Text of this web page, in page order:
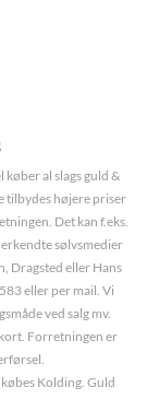
al slags guld &
tilbydes højere priser
Det kan f.eks.
sølvsmedier
Dragsted eller Hans
eller per mail. Vi
ved salg mv.
Forretningen er
Kolding. Guld